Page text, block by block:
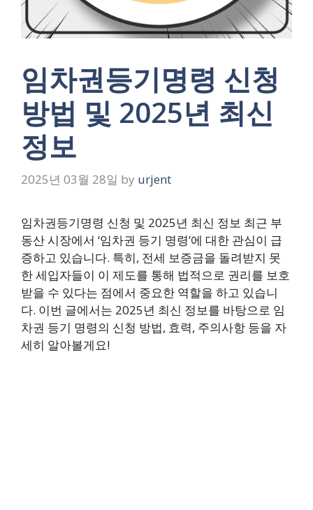
임차권등기명령 신청
방법 및 2025년 최신
정보
2025년 03월 28일 by urjent
임차권등기명령 신청 및 2025년 최신 정보 최근 부
동산 시장에서 ‘임차권 등기 명령’에 대한 관심이 급
증하고 있습니다. 특히, 전세 보증금을 돌려받지 못
한 세입자들이 이 제도를 통해 법적으로 권리를 보호
받을 수 있다는 점에서 중요한 역할을 하고 있습니
다. 이번 글에서는 2025년 최신 정보를 바탕으로 임
차권 등기 명령의 신청 방법, 효력, 주의사항 등을 자
세히 알아볼게요!